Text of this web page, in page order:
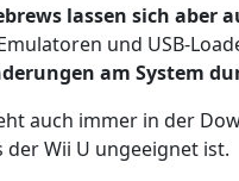
lassen sich aber
und USB-
am System
auch immer in der
Wii U ungeeignet ist.